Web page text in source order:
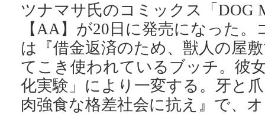
ツナマサ氏のコミックス「DOG
【AA】が20日に発売になった
は『借金返済のため、獣人の屋
てこき使われているブッチ。彼
化実験」により一変する。牙と
肉強食な格差社会に抗え』で、